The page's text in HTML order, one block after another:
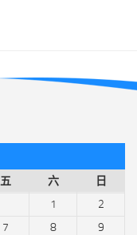
五 六 日
1
2
7 8
9